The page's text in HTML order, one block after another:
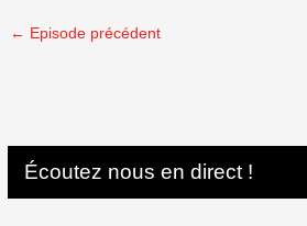
← Episode précédent
Écoutez nous en direct !